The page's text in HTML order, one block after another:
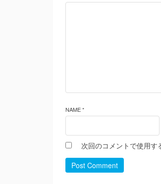
NAME *
次回のコメントで使用す
Post Comment